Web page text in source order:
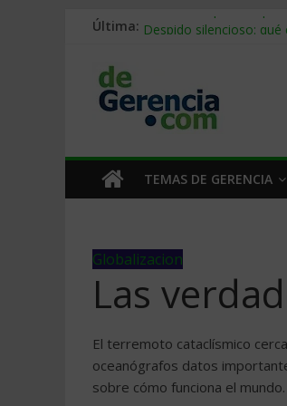
Última: Stablecoins para
Trabajo forzoso en la
Mercado hispano de
TEMAS DE GERENCIA
Globalizacion
Las
El terremoto cataclísmico
oceanógrafos datos
sobre cómo funciona el mundo.